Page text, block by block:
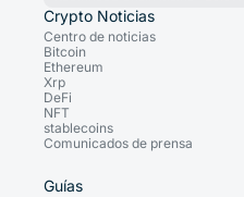
Crypto Noticias
Centro de noticias
Bitcoin
Ethereum
Xrp
DeFi
NFT
stablecoins
Comunicados de prensa
Guías